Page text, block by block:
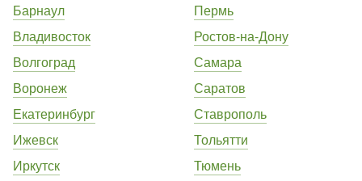
Барнаул
Владивосток
Волгоград
Воронеж
Екатеринбург
Ижевск
Иркутск
Пермь
Ростов-на-Дону
Самара
Саратов
Ставрополь
Тольятти
Тюмень